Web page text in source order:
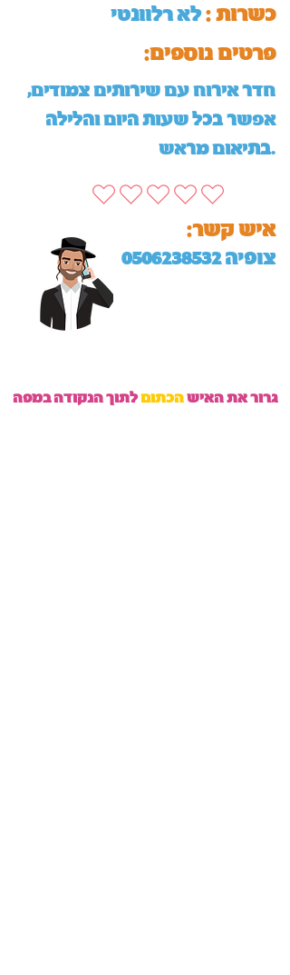
לא רלוונטי כשרות :
:פרטים נוספים
חדר אירוח עם שירותים צמודים,
אפשר בכל שעות היום והלילה
בתיאום מראש.
צופיה0506238532
:איש קשר
גרור את האישהכתוםלתוך הנקודה במפה